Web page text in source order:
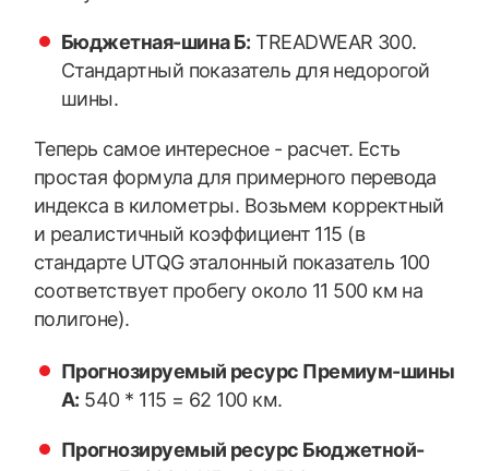
Бюджетная-шина Б: TREADWEAR 300.
Стандартный показатель для недорогой
шины.
Теперь самое интересное - расчет. Есть
простая формула для примерного перевода
индекса в километры. Возьмем корректный
и реалистичный коэффициент 115 (в
стандарте UTQG эталонный показатель 100
соответствует пробегу около 11 500 км на
полигоне).
Прогнозируемый ресурс Премиум-шины
А: 540 * 115 = 62 100 км.
Прогнозируемый ресурс Бюджетной-